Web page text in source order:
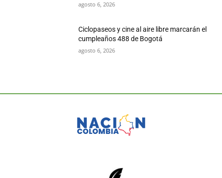
agosto 6, 2026
Ciclopaseos y cine al aire libre marcarán el
cumpleaños 488 de Bogotá
agosto 6, 2026